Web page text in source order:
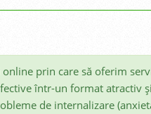
prin care să oferim
într-un format atractiv
de internalizare